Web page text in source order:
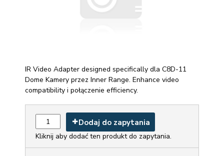
IR Video Adapter designed specifically dla C8D-11
Dome Kamery przez Inner Range. Enhance video
compatibility i połączenie efficiency.
Dodaj do zapytania
Kliknij aby dodać ten produkt do zapytania.